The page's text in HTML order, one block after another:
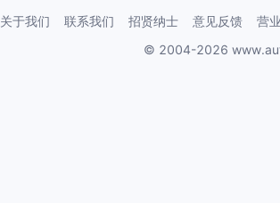
关于我们 联系我们 招贤纳士 意见反馈
营
© 2004-2026